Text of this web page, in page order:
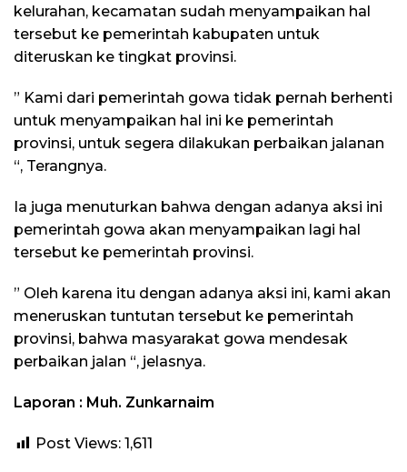
kelurahan, kecamatan sudah menyampaikan hal
tersebut ke pemerintah kabupaten untuk
diteruskan ke tingkat provinsi.
” Kami dari pemerintah gowa tidak pernah berhenti
untuk menyampaikan hal ini ke pemerintah
provinsi, untuk segera dilakukan perbaikan jalanan
“, Terangnya.
Ia juga menuturkan bahwa dengan adanya aksi ini
pemerintah gowa akan menyampaikan lagi hal
tersebut ke pemerintah provinsi.
” Oleh karena itu dengan adanya aksi ini, kami akan
meneruskan tuntutan tersebut ke pemerintah
provinsi, bahwa masyarakat gowa mendesak
perbaikan jalan “, jelasnya.
Laporan : Muh. Zunkarnaim
Post Views: 1,611